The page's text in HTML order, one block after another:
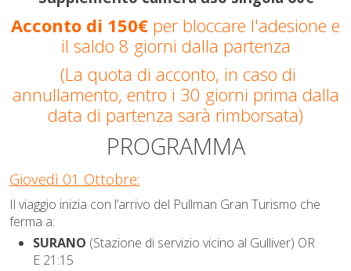
Acconto di 150€ per bloccare l'adesione e
il saldo 8 giorni dalla partenza
(La quota di acconto, in caso di
annullamento, entro i 30 giorni prima dalla
data di partenza sarà rimborsata)
PROGRAMMA
Giovedì 01 Ottobre:
Il viaggio inizia con l’arrivo del Pullman Gran Turismo che
ferma a:
SURANO (Stazione di servizio vicino al Gulliver) OR
E 21:15